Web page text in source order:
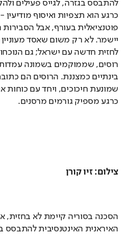
כרגע מספיק גורמים מרסנים.
צילום: זיו קורן